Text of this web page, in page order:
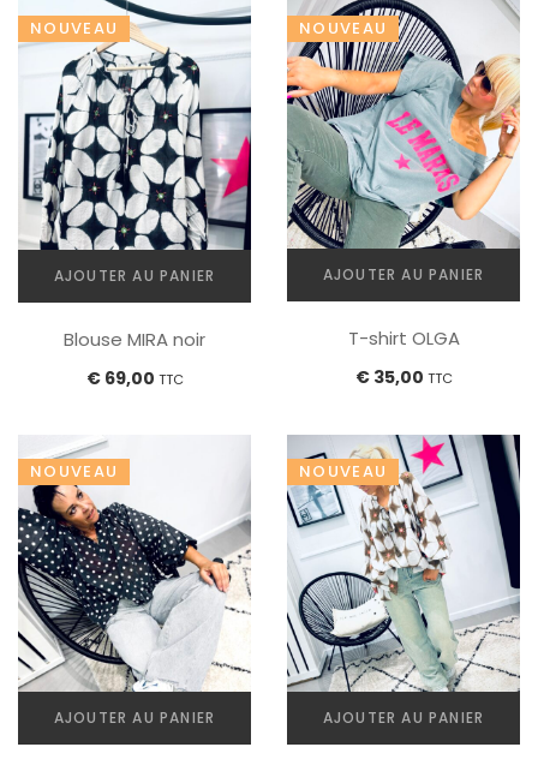
options
peuvent
être
choisies
sur
la
page
du
produit
NOUVEAU
AJOUTER AU PANIER
Blouse MIRA noir
€69,00 TTC
NOUVEAU
AJOUTER AU PANIER
T-shirt OLGA
€35,00 TTC
NOUVEAU
AJOUTER AU PANIER
NOUVEAU
AJOUTER AU PANIER